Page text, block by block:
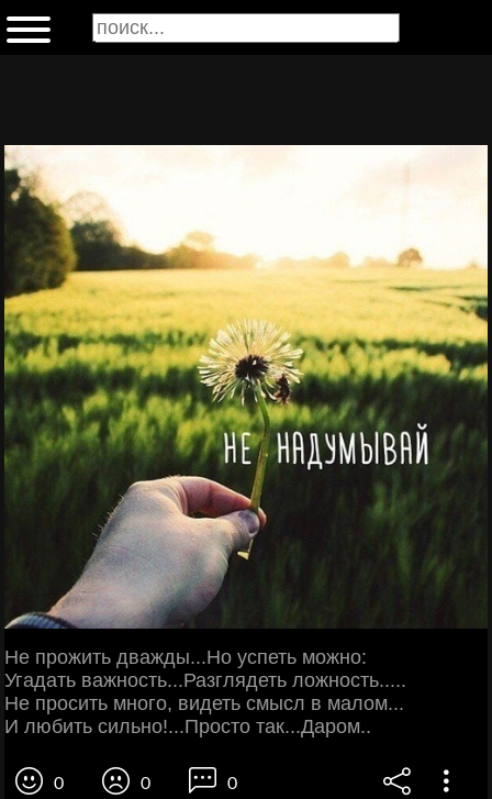
Не прожить дважды...Но успеть можно:
Угадать важность...Разглядеть ложность.....
Не просить много, видеть смысл в малом...
И любить сильно!...Просто так...Даром..
0 0 0